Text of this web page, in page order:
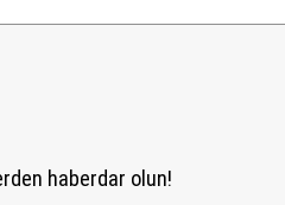
haberdar olun!